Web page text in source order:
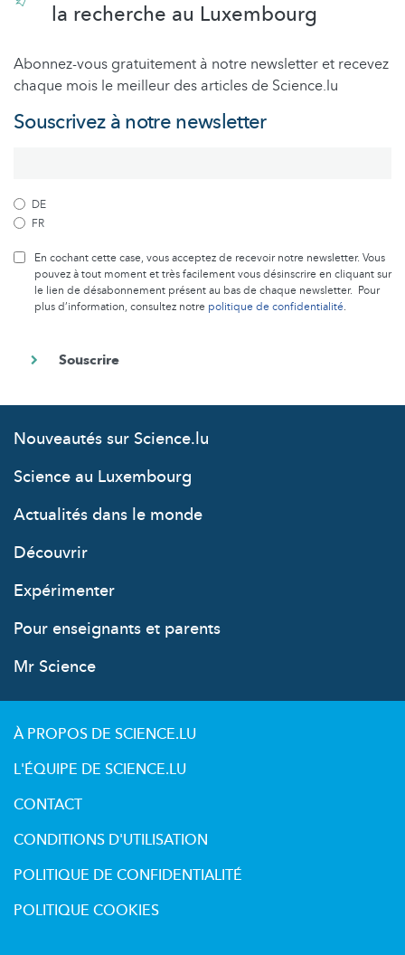
la recherche au Luxembourg
Abonnez-vous gratuitement à notre newsletter et recevez
chaque mois le meilleur des articles de Science.lu
Souscrivez à notre newsletter
DE
FR
En cochant cette case, vous acceptez de recevoir notre newsletter. Vous
pouvez à tout moment et très facilement vous désinscrire en cliquant sur
le lien de désabonnement présent au bas de chaque newsletter. Pour
plus d’information, consultez notre politique de confidentialité.
Nouveautés sur Science.lu
Science au Luxembourg
Actualités dans le monde
Découvrir
Expérimenter
Pour enseignants et parents
Mr Science
À PROPOS DE SCIENCE.LU
L'ÉQUIPE DE SCIENCE.LU
CONTACT
CONDITIONS D'UTILISATION
POLITIQUE DE CONFIDENTIALITÉ
POLITIQUE COOKIES